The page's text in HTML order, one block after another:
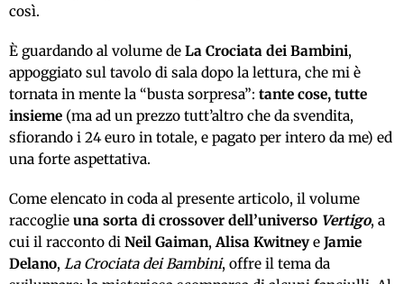
così.
È guardando al volume de La Crociata dei Bambini,
appoggiato sul tavolo di sala dopo la lettura, che mi è
tornata in mente la “busta sorpresa”: tante cose, tutte
insieme (ma ad un prezzo tutt’altro che da svendita,
sfiorando i 24 euro in totale, e pagato per intero da me) ed
una forte aspettativa.
Come elencato in coda al presente articolo, il volume
raccoglie una sorta di crossover dell’universo Vertigo, a
cui il racconto di Neil Gaiman,Alisa Kwitney e Jamie
Delano, La Crociata dei Bambini, offre il tema da